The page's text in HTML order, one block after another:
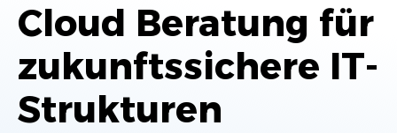
Cloud Beratung für
zukunftssichere IT-
Strukturen